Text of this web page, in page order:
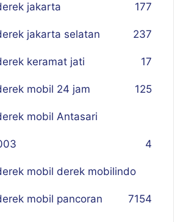
jakarta 177
jakarta selatan 237
keramat jati 17
mobil 24 jam 125
mobil Antasari
4
mobil derek mobilindo
154
mobil pancoran 7